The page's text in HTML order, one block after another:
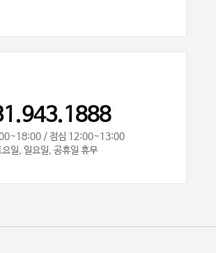
/ 점심 12:00~13:00
요일, 일요일, 공휴일 휴무